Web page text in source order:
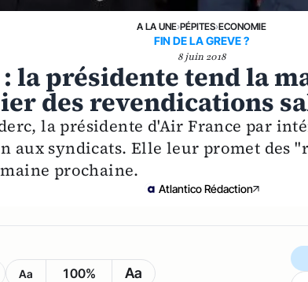
A LA UNE›PÉPITES›ECONOMIE
FIN DE LA GREVE ?
8 juin 2018
la présidente tend la
des revendications
la présidente d'Air France par
aux syndicats. Elle leur promet des
prochaine.
Atlantico Rédaction
Aa 100% Aa